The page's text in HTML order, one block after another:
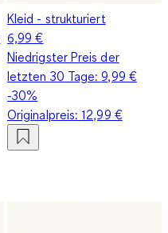
Kleid - strukturiert
6,99 €
Niedrigster Preis der
letzten 30 Tage:9,99 €
-30%
Originalpreis:12,99 €